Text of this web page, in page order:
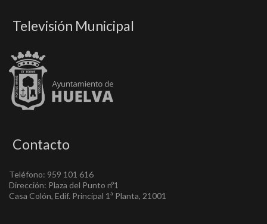
Televisión Municipal
Contacto
Teléfono: 959 101 616
Dirección: Plaza del Punto nº1
Casa Colón, Edif. Principal 1ª Planta, 21001